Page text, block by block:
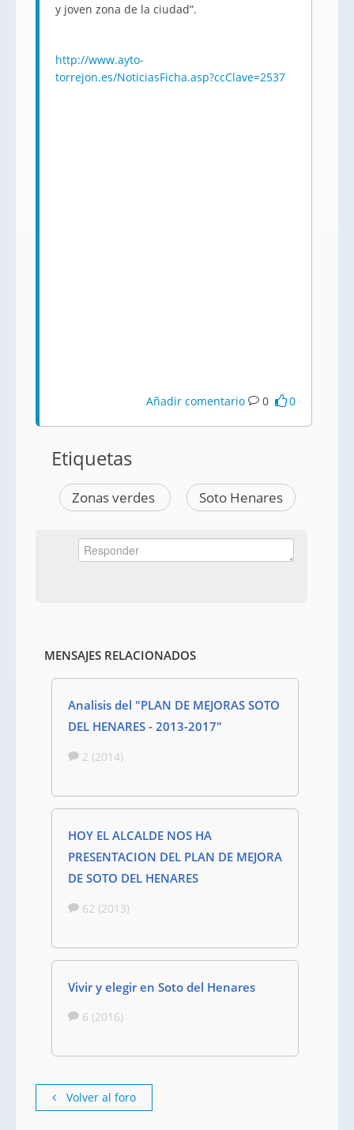
y joven zona de la ciudad”.
http://www.ayto-
torrejon.es/NoticiasFicha.asp?ccClave=2537
Añadir comentario 0 0
Etiquetas
Zonas verdes Soto Henares
MENSAJES RELACIONADOS
Analisis del "PLAN DE MEJORAS SOTO
DEL HENARES - 2013-2017"
2 (2014)
HOY EL ALCALDE NOS HA
PRESENTACION DEL PLAN DE MEJORA
DE SOTO DEL HENARES
62 (2013)
Vivir y elegir en Soto del Henares
6 (2016)
Volver al foro